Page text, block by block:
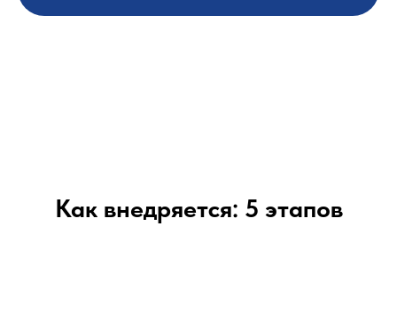
Как внедряется: 5 этапов